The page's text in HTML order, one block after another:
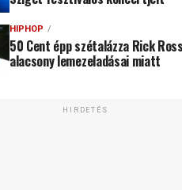
HIPHOP
50 Cent épp szétalázza Rick
alacsony lemezeladásai miatt
HIRDETÉS